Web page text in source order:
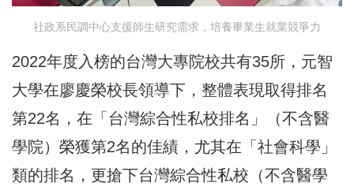
社政系民調中心支援師生研究需求，培養畢業生就業競爭力
2022年度入榜的台灣大專院校共有35所，元智
大學在廖慶榮校長領導下，整體表現取得排名
第22名，在「台灣綜合性私校排名」（不含醫
學院）榮獲第2名的佳績，尤其在「社會科學」
類的排名，更搶下台灣綜合性私校（不含醫學